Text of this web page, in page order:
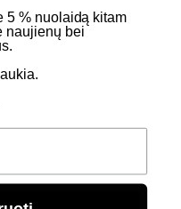
užklausos
VARTOTOJAMS.
- CigsLT.app
5 % nuolaidą kitam
naujienų bei